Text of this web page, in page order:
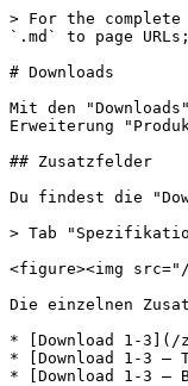
> For the
`.md` to page
# Downloads
Mit den
Erweiterung
## Zusatzfelder
Du findest die
> Tab
<figure><img
Die einzelnen
* [Download 1-3](/
* [Download 1-3 –
* [Download 1-3 –